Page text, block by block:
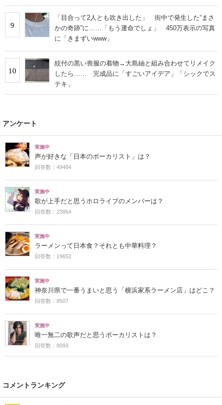
9
「目合って2人とも吹き出した」 街中で発生した“まさ
かの奇跡”に……「もう運命でしょ」 450万表示の写真
に「きまずいwww」
10
紋付の黒い喪服の着物→大島紬と組み合わせてリメイク
したら…… 完成品に「すごいアイデア」「シックでス
テキ」
アンケート
実施中
声が好きな「日本のボーカリスト」は？
回答数：49484
実施中
歌が上手だと思うホロライブのメンバーは？
回答数：23864
実施中
ラーメンって日本食？それとも中華料理？
回答数：19652
実施中
神奈川県で一番うまいと思う「横浜家系ラーメン店」はどこ？
回答数：8507
実施中
唯一無二の歌声だと思うボーカリストは？
回答数：8093
コメントランキング